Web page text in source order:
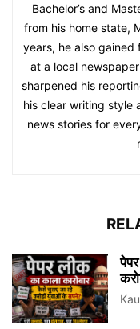
Bachelor’s and
from his home state,
years, he also
at a local
sharpened his
his clear writing style
news stories for